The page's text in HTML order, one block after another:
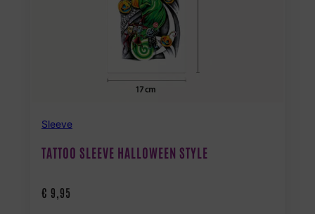
Sleeve
TATTOO SLEEVE HALLOWEEN STYLE
€ 9,95